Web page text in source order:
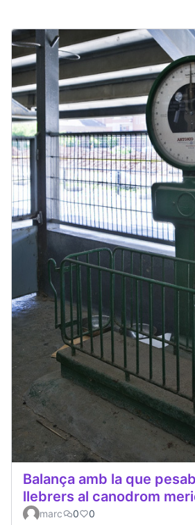
Balança amb la que
llebrers al canodrom
marc 0 0